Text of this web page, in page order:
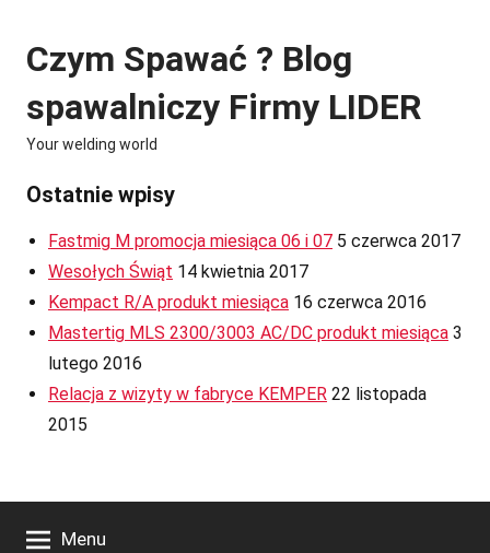
content
Czym Spawać ? Blog
spawalniczy Firmy LIDER
Your welding world
Ostatnie wpisy
Fastmig M promocja miesiąca 06 i 07 5 czerwca 2017
Wesołych Świąt 14 kwietnia 2017
Kempact R/A produkt miesiąca 16 czerwca 2016
Mastertig MLS 2300/3003 AC/DC produkt miesiąca 3
lutego 2016
Relacja z wizyty w fabryce KEMPER 22 listopada
2015
Menu